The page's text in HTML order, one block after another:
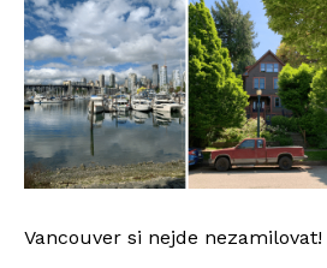
Vancouver si nejde nezamilovat!